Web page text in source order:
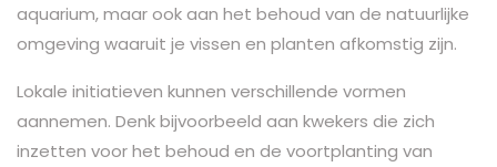
aquarium, maar ook aan het behoud van de natuurlijke
omgeving waaruit je vissen en planten afkomstig zijn.
Lokale initiatieven kunnen verschillende vormen
aannemen. Denk bijvoorbeeld aan kwekers die zich
inzetten voor het behoud en de voortplanting van